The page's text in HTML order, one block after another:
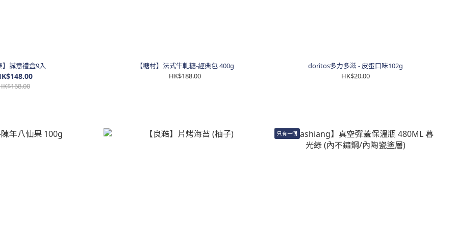
】誠意禮盒9入
【糖村】法式牛軋糖-經典包 400g
HK$188.00
doritos多力多滋 - 皮蛋口味102g
HK$20.00
只有一個